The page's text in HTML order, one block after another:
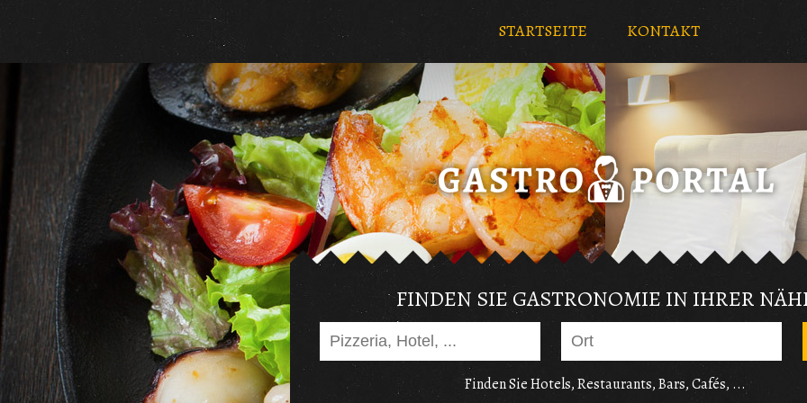
STARTSEITE KONTAKT
FINDEN SIE GASTRONOMIE IN IHRER
Finden Sie Hotels, Restaurants, Bars, Cafés, ...